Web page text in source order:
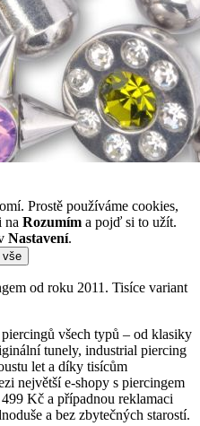
Prostě používáme cookies,
na Rozumím a pojď si to užít.
Nastavení.
vše
od roku 2011. Tisíce variant
všech typů – od klasiky
tunely, industrial piercing
let a díky tisícům
největší e-shopy s piercingem
Kč a případnou reklamaci
a bez zbytečných starostí.